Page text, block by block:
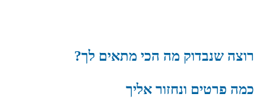
רוצה שנבדוק מה הכי מתאים לך?
כמה פרטים ונחזור אליך